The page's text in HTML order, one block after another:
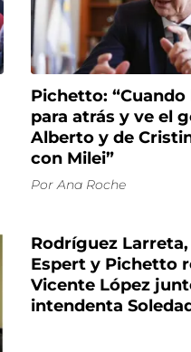
Pichetto:
para atrás y ve el
Alberto y de
con Milei”
Por Ana Roche
Rodríguez
Espert y Pichetto
Vicente López
intendenta